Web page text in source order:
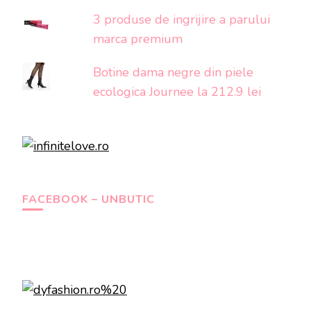
3 produse de ingrijire a parului
marca premium
Botine dama negre din piele
ecologica Journee la 212.9 lei
FACEBOOK – UNBUTIC